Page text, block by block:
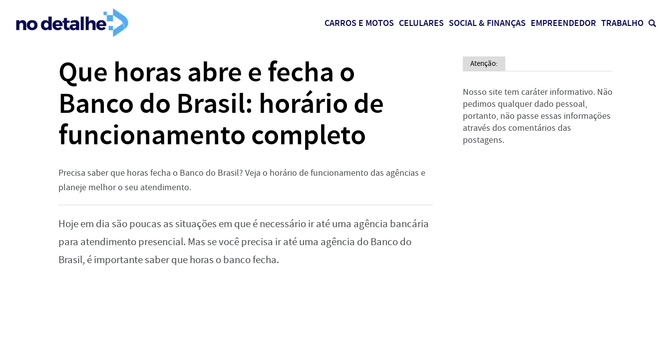
CARROS E MOTOS CELULARES SOCIAL & FINANÇAS EMPREENDEDOR TRABALHO
Que horas abre e fecha o
Banco do Brasil: horário de
funcionamento completo
Precisa saber que horas fecha o Banco do Brasil? Veja o horário de funcionamento das agências e
planeje melhor o seu atendimento.
Hoje em dia são poucas as situações em que é necessário ir até uma agência bancária
para atendimento presencial. Mas se você precisa ir até uma agência do Banco do
Brasil, é importante saber que horas o banco fecha.
Atenção:
Nosso site tem caráter informativo. Não
pedimos qualquer dado pessoal,
portanto, não passe essas informações
através dos comentários das
postagens.